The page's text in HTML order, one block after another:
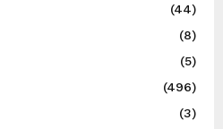
(44)
(8)
(5)
(496)
(3)